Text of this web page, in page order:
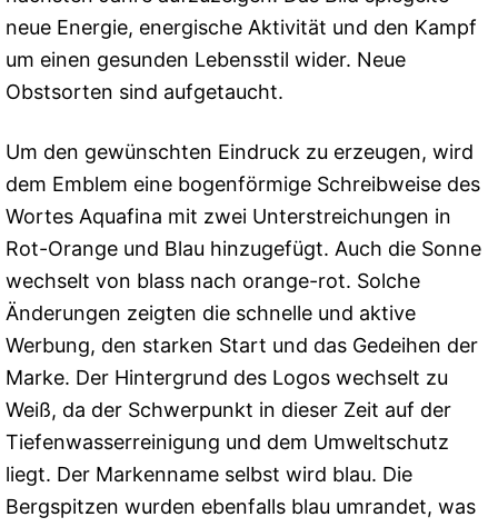
neue Energie, energische Aktivität und den Kampf
um einen gesunden Lebensstil wider. Neue
Obstsorten sind aufgetaucht.
Um den gewünschten Eindruck zu erzeugen, wird
dem Emblem eine bogenförmige Schreibweise des
Wortes Aquafina mit zwei Unterstreichungen in
Rot-Orange und Blau hinzugefügt. Auch die Sonne
wechselt von blass nach orange-rot. Solche
Änderungen zeigten die schnelle und aktive
Werbung, den starken Start und das Gedeihen der
Marke. Der Hintergrund des Logos wechselt zu
Weiß, da der Schwerpunkt in dieser Zeit auf der
Tiefenwasserreinigung und dem Umweltschutz
liegt. Der Markenname selbst wird blau. Die
Bergspitzen wurden ebenfalls blau umrandet, was